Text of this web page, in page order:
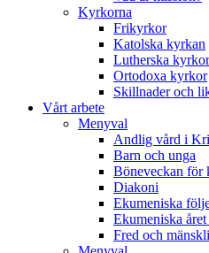
Kyrkorna
Frikyrkor
Katolska kyrkan
Lutherska kyrkor
Ortodoxa kyrkor
Skillnader och
Vårt arbete
Menyval
Andlig vård i
Barn och unga
Böneveckan för
Diakoni
Ekumeniska
Ekumeniska
Fred och